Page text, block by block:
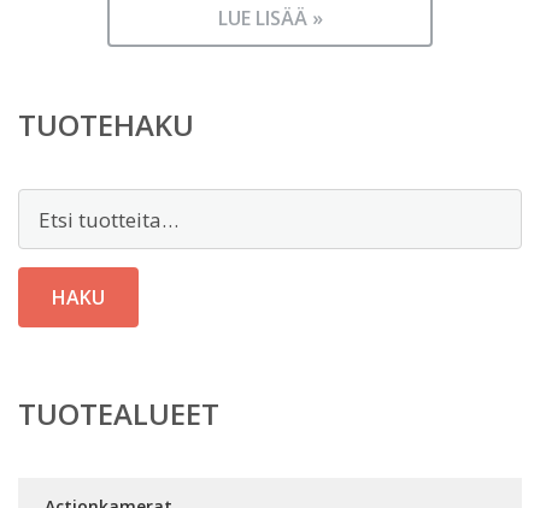
LUE LISÄÄ »
TUOTEHAKU
HAKU
TUOTEALUEET